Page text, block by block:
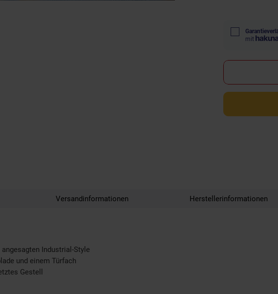
mit
Versandinformationen Herstellerinformationen
Industrial-Style
und einem Türfach
Gestell